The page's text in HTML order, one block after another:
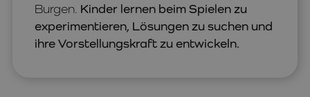
Burgen. Kinder lernen beim Spielen zu
experimentieren, Lösungen zu suchen und
ihre Vorstellungskraft zu entwickeln.